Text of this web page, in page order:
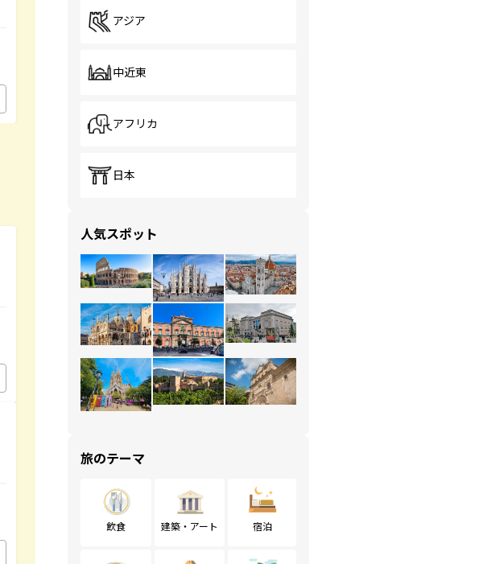
アジア
中近東
アフリカ
日本
人気スポット
旅のテーマ
飲食 建築・アート 宿泊